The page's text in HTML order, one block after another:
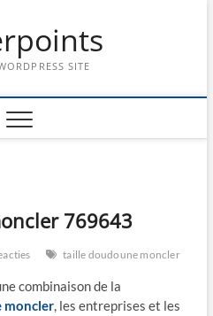
SITE
769643
taille doudoune moncler
combinaison de la
moncler, les entreprises et les